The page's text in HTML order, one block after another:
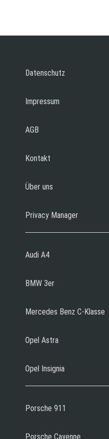
Datenschutz
Impressum
AGB
Kontakt
Über uns
Privacy Manager
Audi A4
BMW 3er
Mercedes Benz C-Klasse
Opel Astra
Opel Insignia
Porsche 911
Porsche Cayenne